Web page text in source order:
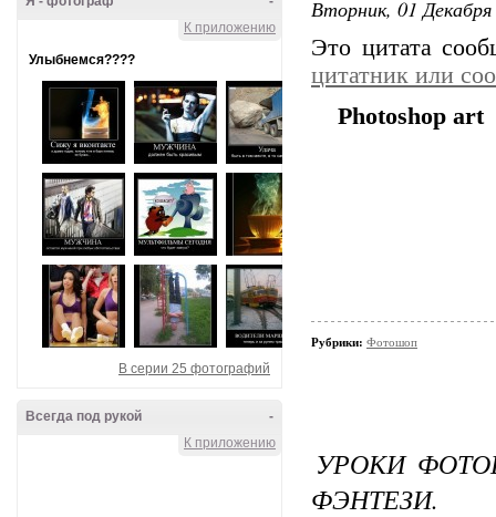
К приложению
Улыбнемся????
В серии 25 фотографий
-
Всегда под рукой
К приложению
Вторник, 01
Это цитата
цитатник или
Photoshop art
Рубрики: Фотошоп
УРОКИ
ФЭНТЕЗИ.